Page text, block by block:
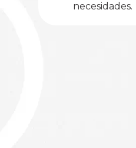
necesidades.